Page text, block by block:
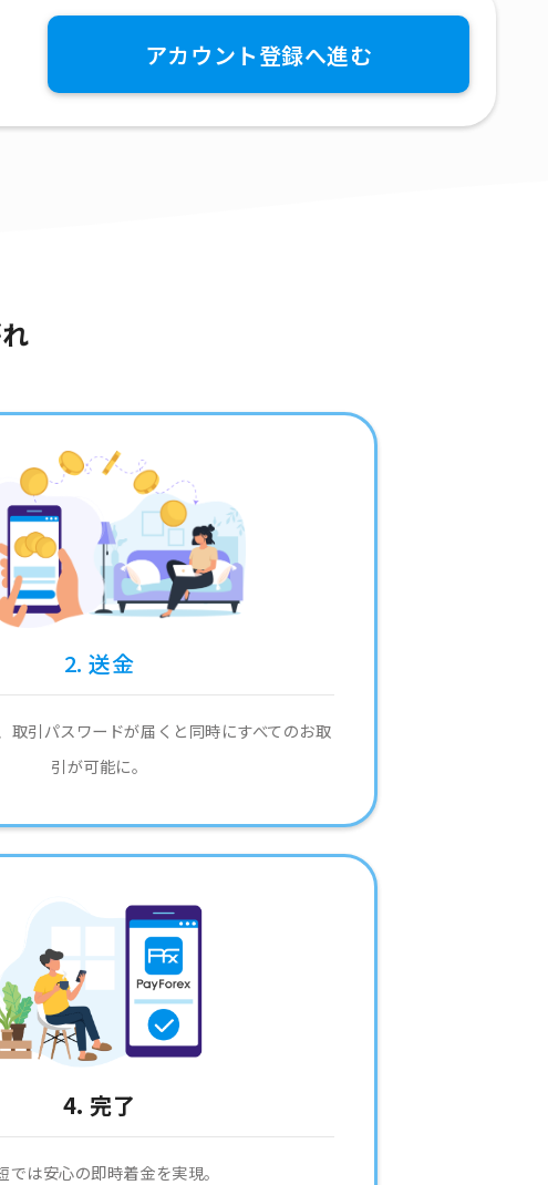
アカウント登録へ進む
2. 送金
取引パスワードが届くと同時にすべてのお取
引が可能に。
4. 完了
では安心の即時着金を実現。